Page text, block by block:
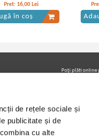
de rețele sociale și
publicitate și de
cu alte
Pret: 16,00 Lei
în coș
Poţi plăti online
Urmăreşte-ne pe